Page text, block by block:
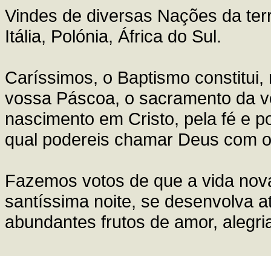
Vindes de diversas Nações da
Itália, Polónia, África do Sul.
Caríssimos, o Baptismo
vossa Páscoa, o sacramento da
nascimento em Cristo, pela fé e
qual podereis chamar Deus com
Fazemos votos de que a vida
santíssima noite, se desenvolva
abundantes frutos de amor,